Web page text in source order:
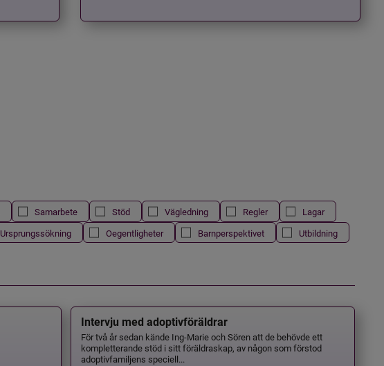
Samarbete Stöd Vägledning Regler
Lagar
Ursprungssökning Oegentligheter Barnperspektivet
Utbildning
Intervju med adoptivföräldrar
För två år sedan kände Ing-Marie och Sören att de behövde ett
kompletterande stöd i sitt föräldraskap, av någon som förstod
adoptivfamiljens speciell...